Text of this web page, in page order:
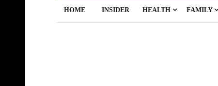
HOME INSIDER HEALTH FAMILY